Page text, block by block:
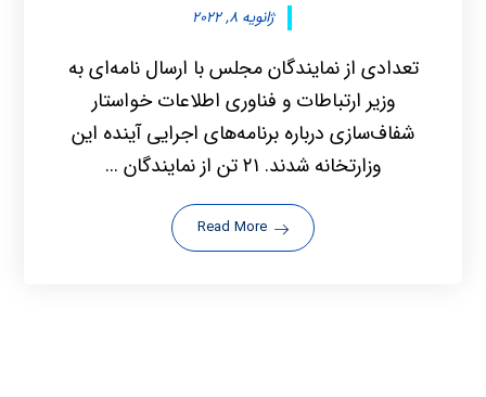
ژانویه ۸, ۲۰۲۲
تعدادی از نمایندگان مجلس با ارسال نامه‌ای به
وزیر ارتباطات و فناوری اطلاعات خواستار
شفاف‌سازی درباره برنامه‌های اجرایی آینده این
وزارتخانه شدند. ۲۱ تن از نمایندگان ...
Read More